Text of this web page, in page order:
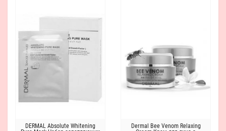
DERMAL Absolute Whitening
Dermal Bee Venom Relaxing